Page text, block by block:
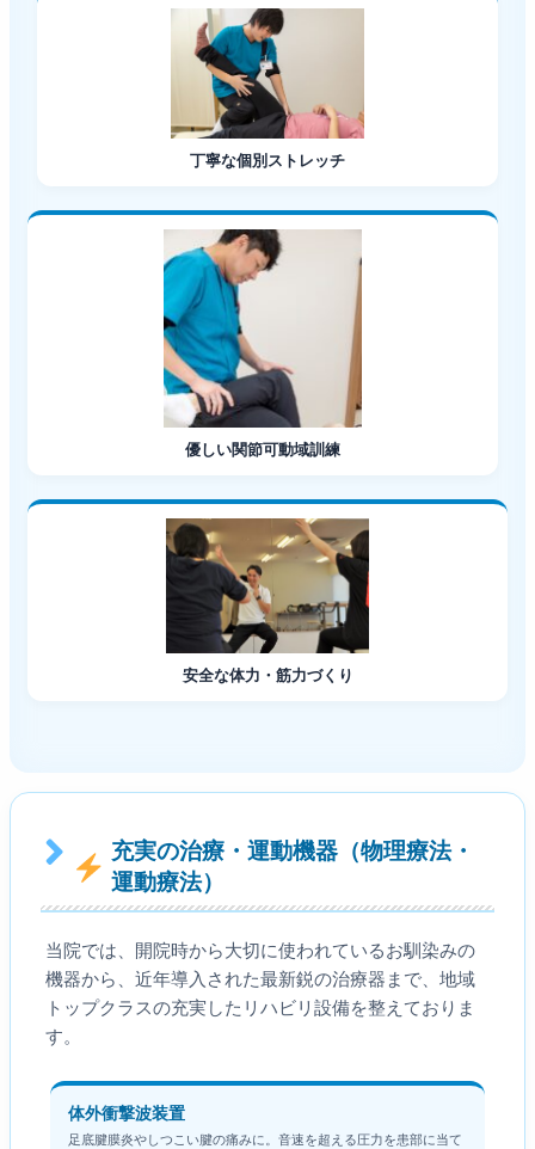
丁寧な個別ストレッチ
優しい関節可動域訓練
安全な体力・筋力づくり
充実の治療・運動機器（物理療法・
運動療法）
当院では、開院時から大切に使われているお馴染みの
機器から、近年導入された最新鋭の治療器まで、地域
トップクラスの充実したリハビリ設備を整えておりま
す。
体外衝撃波装置
足底腱膜炎やしつこい腱の痛みに。音速を超える圧力を患部に当て